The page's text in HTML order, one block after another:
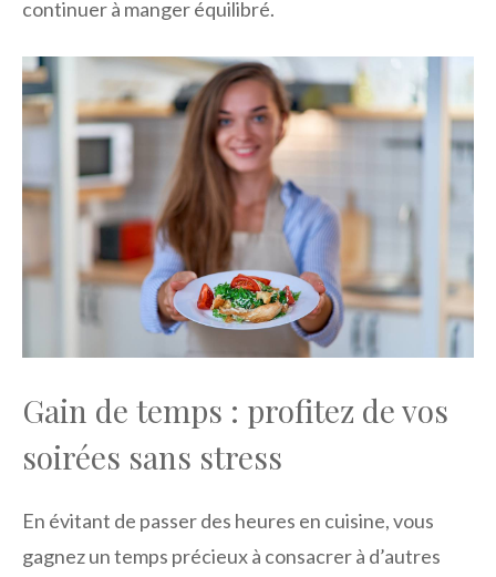
continuer à manger équilibré.
Gain de temps : profitez de vos
soirées sans stress
En évitant de passer des heures en cuisine, vous
gagnez un temps précieux à consacrer à d’autres